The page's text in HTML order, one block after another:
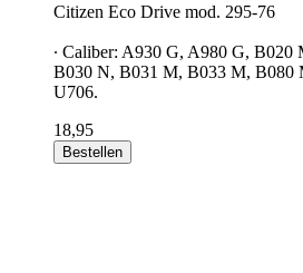
Citizen Eco Drive mod. 295-76
∙ Caliber: A930 G, A980 G,
B030 N, B031 M, B033 M, B080
U706.
18,95
Bestellen